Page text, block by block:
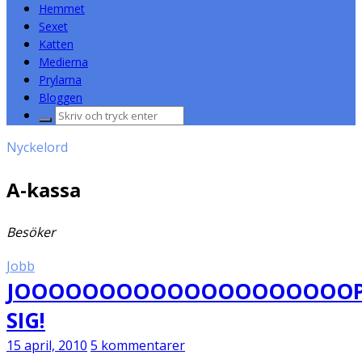
Hemmet
Sexet
Katten
Medierna
Prylarna
Bloggen
Sök
Nyckelord
A-kassa
Besöker
Jobb
SIG!
15 april, 2010 5 kommentarer